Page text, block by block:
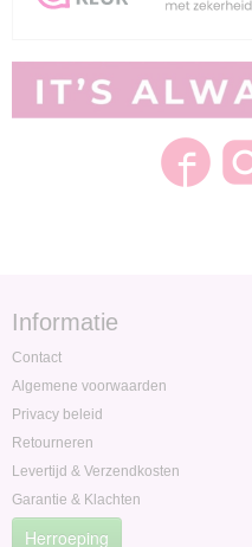
Informatie
Contact
Algemene voorwaarden
Privacy beleid
Retourneren
Levertijd & Verzendkosten
Garantie & Klachten
Herroeping